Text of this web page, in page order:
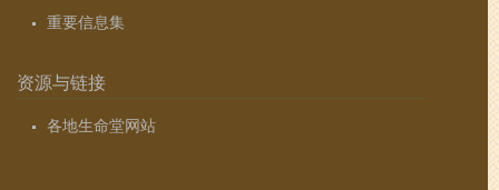
重要信息集
资源与链接
各地生命堂网站